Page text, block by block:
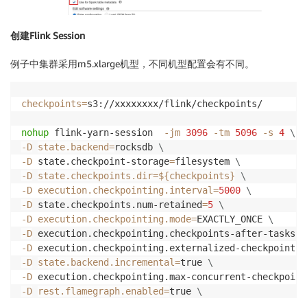
创建Flink Session
例子中集群采用m5.xlarge机型，不同机型配置会有不同。
checkpoints=s3://xxxxxxxx/flink/checkpoints/
nohup flink-yarn-session -jm 3096 -tm 5096 -s 4 \
-D state.backend=rocksdb \
-D state.checkpoint-storage=filesystem \
-D state.checkpoints.dir=${checkpoints}
\
-D execution.checkpointing.interval=5000 \
-D state.checkpoints.num-retained=5 \
-D execution.checkpointing.mode=EXACTLY_ONCE \
-D execution.checkpointing.checkpoints-after-tasks-
-D execution.checkpointing.externalized-checkpoint-
-D state.backend.incremental=true \
-D execution.checkpointing.max-concurrent-
-D
rest.flamegraph.enabled=true \